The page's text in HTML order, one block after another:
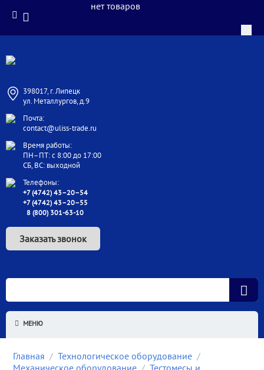
398017, г. Липецк
ул. Металлургов, д.9
Почта:
contact@uliss-trade.ru
Время работы:
ПН–ПТ: с 8:00 до 17:00
СБ, ВС: выходной
Телефоны:
+7 (4742) 43–20–54
+7 (4742) 43–20–55
8 (800) 301-63-10
Заказать звонок
нет товаров
МЕНЮ
Главная / Технологическое оборудование /
Механическое оборудование / Тестомесы и